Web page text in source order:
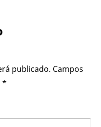
publicado. Campos
*